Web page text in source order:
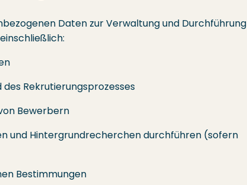
Daten zur Verwaltung und Durchführung
Rekrutierungsprozesses
Bewerbern
und Hintergrundrecherchen durchführen (sofern
Bestimmungen